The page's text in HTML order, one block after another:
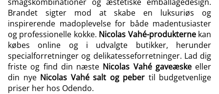
Brandet sigter mod at skabe en luksuriøs og
inspirerende madoplevelse for både madentusiaster
og professionelle kokke. Nicolas Vahé-produkternekan
købes online og i udvalgte butikker, herunder
specialforretninger og delikatesseforretninger. Lad dig
friste og find din næste Nicolas Vahé gaveæskeeller
din nye Nicolas Vahé salt og peber til budgetvenlige
priser her hos Odendo.